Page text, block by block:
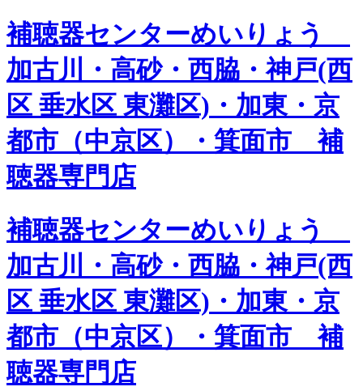
補聴器センターめいりょう
加古川・高砂・西脇・神戸(西
区 垂水区 東灘区)・加東・京
都市（中京区）・箕面市 補
聴器専門店
補聴器センターめいりょう
加古川・高砂・西脇・神戸(西
区 垂水区 東灘区)・加東・京
都市（中京区）・箕面市 補
聴器専門店